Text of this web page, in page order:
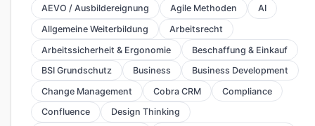
AEVO / Ausbildereignung Agile Methoden
AI
Allgemeine Weiterbildung
Arbeitsrecht
Arbeitssicherheit & Ergonomie
Beschaffung & Einkauf
BSI Grundschutz
Business
Business Development
Change Management
Cobra CRM
Compliance
Confluence
Design Thinking